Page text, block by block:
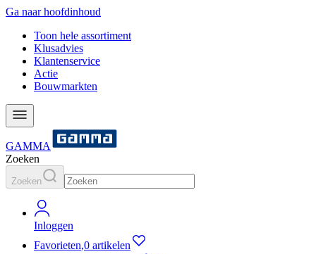
Ga naar hoofdinhoud
Toon hele assortiment
Klusadvies
Klantenservice
Actie
Bouwmarkten
GAMMA
Zoeken
Zoeken
Inloggen
Favorieten,0 artikelen